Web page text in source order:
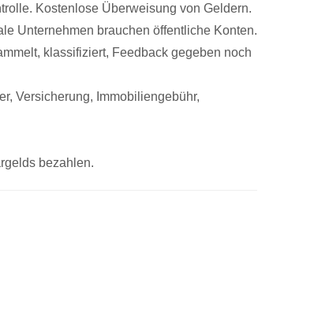
Kostenlose Überweisung von Geldern.
Unternehmen brauchen öffentliche Konten.
klassifiziert, Feedback gegeben noch
Versicherung, Immobiliengebühr,
bezahlen.